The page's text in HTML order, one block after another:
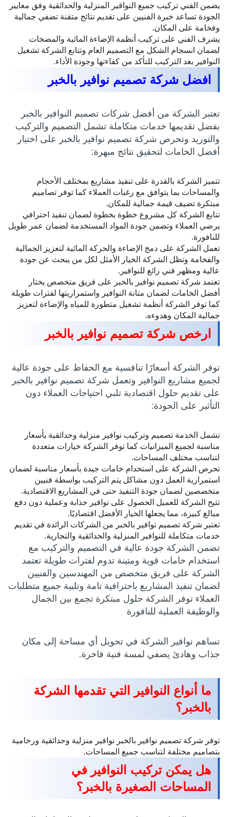
يضمن الفني تركيب جميع النوافير المنزلية والحدائقية وفق معايير
الجودة تساعد خبرة الفنيين على تقديم نتائج متقنة تضفي جمالية
وفخامة على المكان.
يشرف الفني على تركيب أنظمة الإضاءة المائية والمضخات
لضمان انسجام الشكل مع التصميم العام وتتابع الشركة تشغيل
النوافير بعد التركيب للتأكد من كفاءتها وجودة الأداء.
افضل شركة تصميم نوافير بالخبر
تعتبر الشركة من أفضل شركات تصميم النوافير بالخبر
بفضل تقديمها خدمات متكاملة تشمل التصميم والتركيب
والتوريد وتحرص شركة تصميم نوافير بالخبر على اختيار
أفضل الخامات لتحقيق نتائج مبهرة:
تتميز الشركة بالقدرة على تنفيذ مشاريع بمختلف الأحجام
والمساحات بما يتوافق مع رغبات العملاء كما توفر تصاميم
مبتكرة تضيف قيمة جمالية للمكان.
تتابع الشركة كل مشروع خطوة بخطوة لضمان تنفيذ احترافي
يرضي العملاء وتضمن جودة المواد المستخدمة لضمان عمر طويل
للنافورة.
تعمل الشركة على دمج الإضاءة والحركة المائية لتعزيز الجمالية
والفخامة وتظل الشركة الخيار الأمثل لكل من يبحث عن جودة
عالية ومظهر فني رائع للنوافير.
تعتمد شركة تصميم نوافير بالخبر على فريق متخصص يختار
أفضل الخامات لضمان متانة النوافير واستمراريتها لفترات طويلة
كما توفر الشركة أنظمة تشغيل متطورة للمياه والإضاءة لتعزيز
جمالية المكان وهدوءه.
ارخص شركة تصميم نوافير بالخبر
توفر الشركة أسعارًا تنافسية مع الحفاظ على جودة عالية
لجميع مشاريع النوافير وتعمل شركة تصميم نوافير بالخبر
على تقديم حلول اقتصادية تلبي احتياجات العملاء دون
التأثير على الجودة:
تشمل الخدمة تصميم وتركيب نوافير منزلية وحدائقية بأسعار
مناسبة لجميع الميزانيات كما توفر الشركة خيارات متعددة
لتناسب مختلف المساحات.
تحرص الشركة على استخدام خامات جيدة بأسعار مناسبة لضمان
استمرارية العمل دون مشاكل يتم التركيب بواسطة فنيين
متخصصين لضمان جودة التنفيذ حتى في المشاريع الاقتصادية.
تتيح الشركة للعميل الحصول على نوافير جذابة وعملية دون دفع
مبالغ كبيرة، مما يجعلها الخيار الأفضل اقتصاديًا.
تعتبر شركة تصميم نوافير بالخبر من الشركات الرائدة في تقديم
خدمات متكاملة للنوافير المنزلية والحدائقية والتجارية.
تضمن الشركة جودة عالية في التصميم والتركيب مع
استخدام خامات قوية ومتينة تدوم لفترات طويلة تعتمد
الشركة على فريق متخصص من المهندسين والفنيين
لضمان تنفيذ المشاريع باحترافية تامة وتلبية جميع متطلبات
العملاء توفر الشركة حلول مبتكرة تجمع بين الجمال
والوظيفة العملية للنافورة
تساهم نوافير الشركة في تحويل أي مساحة إلى مكان
جذاب وهادئ يضفي لمسة فنية فاخرة.
ما أنواع النوافير التي تقدمها الشركة
بالخبر؟
توفر شركة تصميم نوافير بالخبر نوافير منزلية وحدائقية ورخامية
بتصاميم مختلفة لتناسب جميع المساحات.
هل يمكن تركيب النوافير في
المساحات الصغيرة بالخبر؟